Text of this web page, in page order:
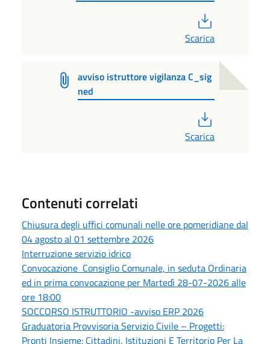
Scarica
avviso istruttore vigilanza C_sig
ned
Scarica
Contenuti correlati
Chiusura degli uffici comunali nelle ore pomeridiane dal
04 agosto al 01 settembre 2026
Interruzione servizio idrico
Convocazione Consiglio Comunale, in seduta Ordinaria
ed in prima convocazione per Martedì 28-07-2026 alle
ore 18:00
SOCCORSO ISTRUTTORIO -avviso ERP 2026
Graduatoria Provvisoria Servizio Civile – Progetti:
Pronti Insieme: Cittadini, Istituzioni E Territorio Per La